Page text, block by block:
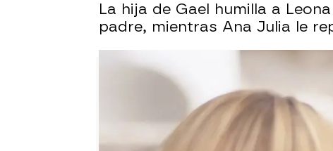
La hija de Gael humilla a
padre, mientras Ana Julia le